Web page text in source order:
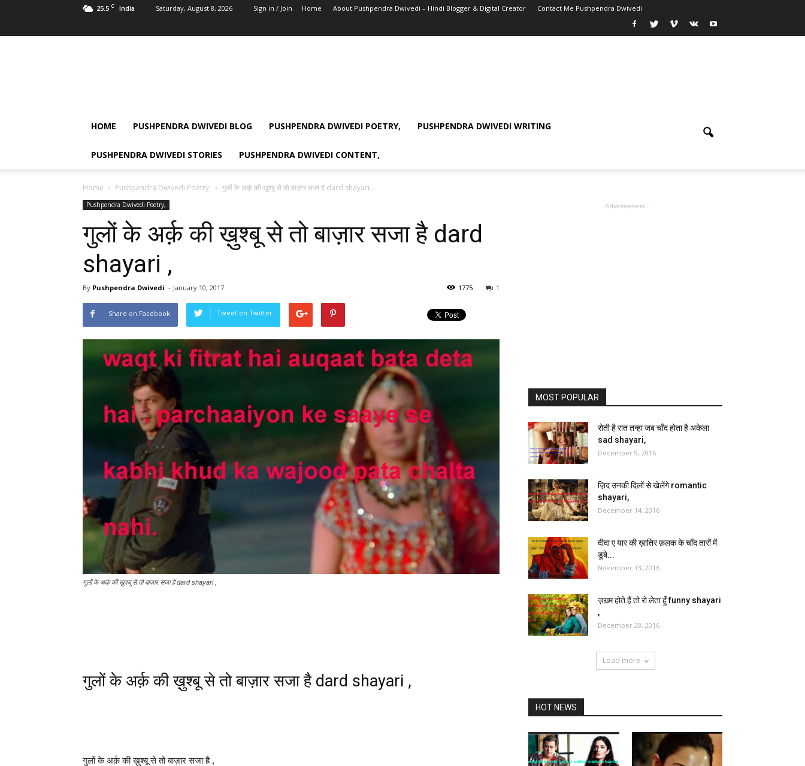
25.5 C India Saturday, August 8, 2026 Sign in / Join Home About Pushpendra Dwivedi – Hindi Blogger & Digital Creator Contact Me Pushpendra Dwivedi
HOME PUSHPENDRA DWIVEDI BLOG PUSHPENDRA DWIVEDI POETRY, PUSHPENDRA DWIVEDI WRITING
PUSHPENDRA DWIVEDI STORIES PUSHPENDRA DWIVEDI CONTENT,
Home Pushpendra Dwivedi Poetry, गुलों के अर्क़ की ख़ुश्बू से तो बाज़ार सजा है dard shayari...
Pushpendra Dwivedi Poetry,
गुलों के अर्क़ की ख़ुश्बू से तो बाज़ार सजा है dard
shayari ,
By Pushpendra Dwivedi - January 10, 2017 1
1775
Share on Facebook Tweet on Twitter
गुलों के अर्क़ की ख़ुश्बू से तो बाज़ार सजा है dard shayari ,
गुलों के अर्क़ की ख़ुश्बू से तो बाज़ार सजा है dard shayari ,
गुलों के अर्क़ की ख़ुश्बू से तो बाज़ार सजा है ,
- Advertisement -
MOST POPULAR
रोती है रात तन्हा जब चाँद होता है अकेला
sad shayari,
December 9, 2016
ज़िद उनकी दिलों से खेलेंगे romantic
shayari,
December 14, 2016
दीदा ए यार की ख़ातिर फ़लक के चाँद तारों में
डूबे...
November 13, 2016
ज़ख़्म होते हैं तो रो लेता हूँ funny shayari
,
December 28, 2016
Load more
HOT NEWS